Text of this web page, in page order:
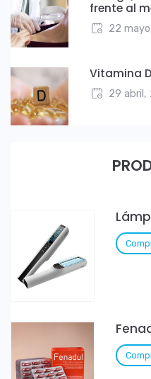
frente al
22
Vitamina
29 abril,